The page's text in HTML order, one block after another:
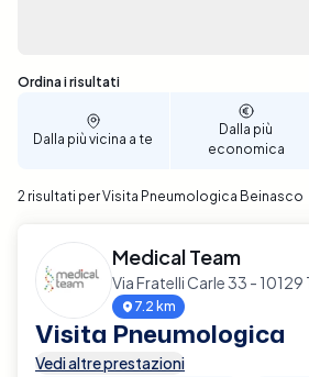
Sono stati trovati 2 risultati
Ordina i risultati
Dalla più vicina a te
Dalla più
economica
2 risultati per Visita Pneumologica Beinasco
Medical Team
Via Fratelli Carle 33 - 10129
7.2 km
Visita Pneumologica
Vedi altre prestazioni